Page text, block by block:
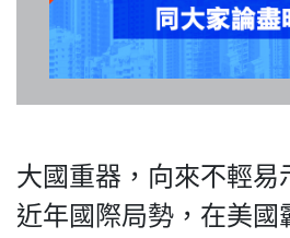
大國重器，向來不輕易
近年國際局勢，在美國